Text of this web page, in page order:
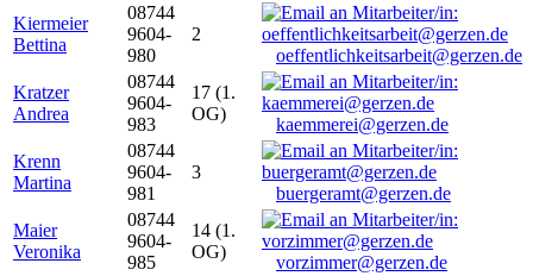
Kiermeier
Bettina
08744
9604-
980
2
oeffentlichkeitsarbeit@gerzen.de
Kratzer
Andrea
08744
9604-
983
17 (1.
OG)
kaemmerei@gerzen.de
Krenn
Martina
08744
9604-
981
3
buergeramt@gerzen.de
Maier
Veronika
08744
9604-
985
14 (1.
OG)
vorzimmer@gerzen.de